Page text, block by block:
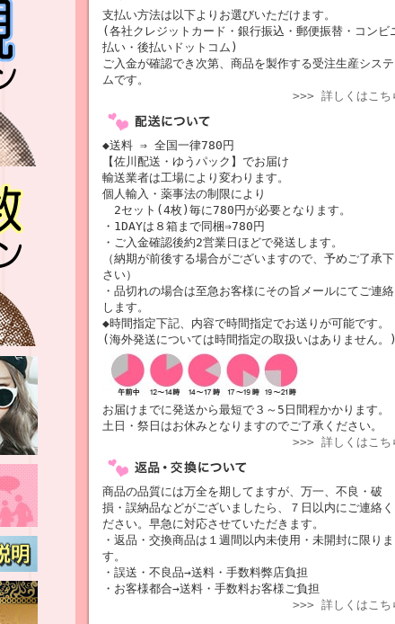
支払い方法は以下よりお選びいただけます。
(各社クレジットカード・銀行振込・郵便振替・コンビ
払い・後払いドットコム)
ご入金が確認でき次第、商品を製作する受注生産システ
ムです。
>>> 詳しくはこち
◆送料 ⇒ 全国一律780円
【佐川配送・ゆうパック】でお届け
輸送業者は工場により変わります。
個人輸入・薬事法の制限により
2セット(4枚)毎に780円が必要となります。
・1DAYは８箱まで同梱⇒780円
・ご入金確認後約2営業日ほどで発送します。
（納期が前後する場合がございますので、予めご了承下
さい）
・品切れの場合は至急お客様にその旨メールにてご連絡
します。
◆時間指定下記、内容で時間指定でお送りが可能です。
(海外発送については時間指定の取扱いはありません。)
お届けまでに発送から最短で３～5日間程かかります。
土日・祭日はお休みとなりますのでご了承ください。
>>> 詳しくはこち
商品の品質には万全を期してますが、万一、不良・破
損・誤納品などがございましたら、７日以内にご連絡く
ださい。早急に対応させていただきます。
・返品・交換商品は１週間以内未使用・未開封に限りま
す。
・誤送・不良品→送料・手数料弊店負担
・お客様都合→送料・手数料お客様ご負担
>>> 詳しくはこち